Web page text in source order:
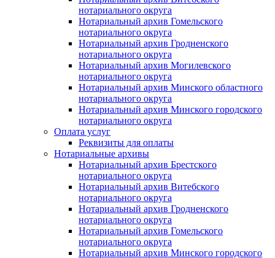
нотариального округа
Нотариальный архив Гомельского
нотариального округа
Нотариальный архив Гродненского
нотариального округа
Нотариальный архив Могилевского
нотариального округа
Нотариальный архив Минского областного
нотариального округа
Нотариальный архив Минского городского
нотариального округа
Оплата услуг
Реквизиты для оплаты
Нотариальные архивы
Нотариальный архив Брестского
нотариального округа
Нотариальный архив Витебского
нотариального округа
Нотариальный архив Гродненского
нотариального округа
Нотариальный архив Гомельского
нотариального округа
Нотариальный архив Минского городского